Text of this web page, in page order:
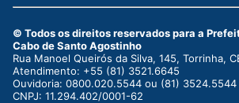
© Todos os direitos reservados para a
Cabo de Santo Agostinho
Rua Manoel Queirós da Silva, 145, Torrinha,
Atendimento: +55 (81) 3521.6645
Ouvidoria: 0800.020.5544 ou (81) 3524.5544
CNPJ: 11.294.402/0001-62